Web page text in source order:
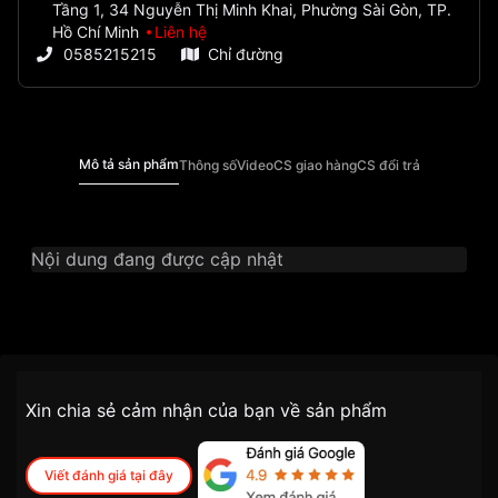
Tầng 1, 34 Nguyễn Thị Minh Khai, Phường Sài Gòn, TP.
Hồ Chí Minh
Liên hệ
0585215215
Chỉ đường
Mô tả sản phẩmThông sốVideoCS giao hàngCS đổi trả
Nội dung đang được cập nhật
Đối tượng sử dụng Nam
Dòng máy Cơ / Automatic
tiện lợi –
nhanh chóng – minh bạch
Xin chia sẻ cảm nhận của bạn về sản phẩm
Viết đánh giá tại đây